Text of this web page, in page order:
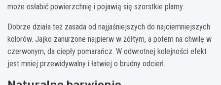
może osłabić powierzchnię i pojawią się szorstkie plamy.
Dobrze działa też zasada od najjaśniejszych do najciemniejszych
kolorów. Jajko zanurzone najpierw w żółtym, a potem na chwilę w
czerwonym, da ciepły pomarańcz. W odwrotnej kolejności efekt
jest mniej przewidywalny i łatwiej o brudny odcień.